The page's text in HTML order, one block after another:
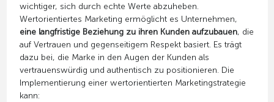
wichtiger, sich durch echte Werte abzuheben.
Wertorientiertes Marketing ermöglicht es Unternehmen,
eine langfristige Beziehung zu ihren Kunden aufzubauen, die
auf Vertrauen und gegenseitigem Respekt basiert. Es trägt
dazu bei, die Marke in den Augen der Kunden als
vertrauenswürdig und authentisch zu positionieren. Die
Implementierung einer wertorientierten Marketingstrategie
kann: